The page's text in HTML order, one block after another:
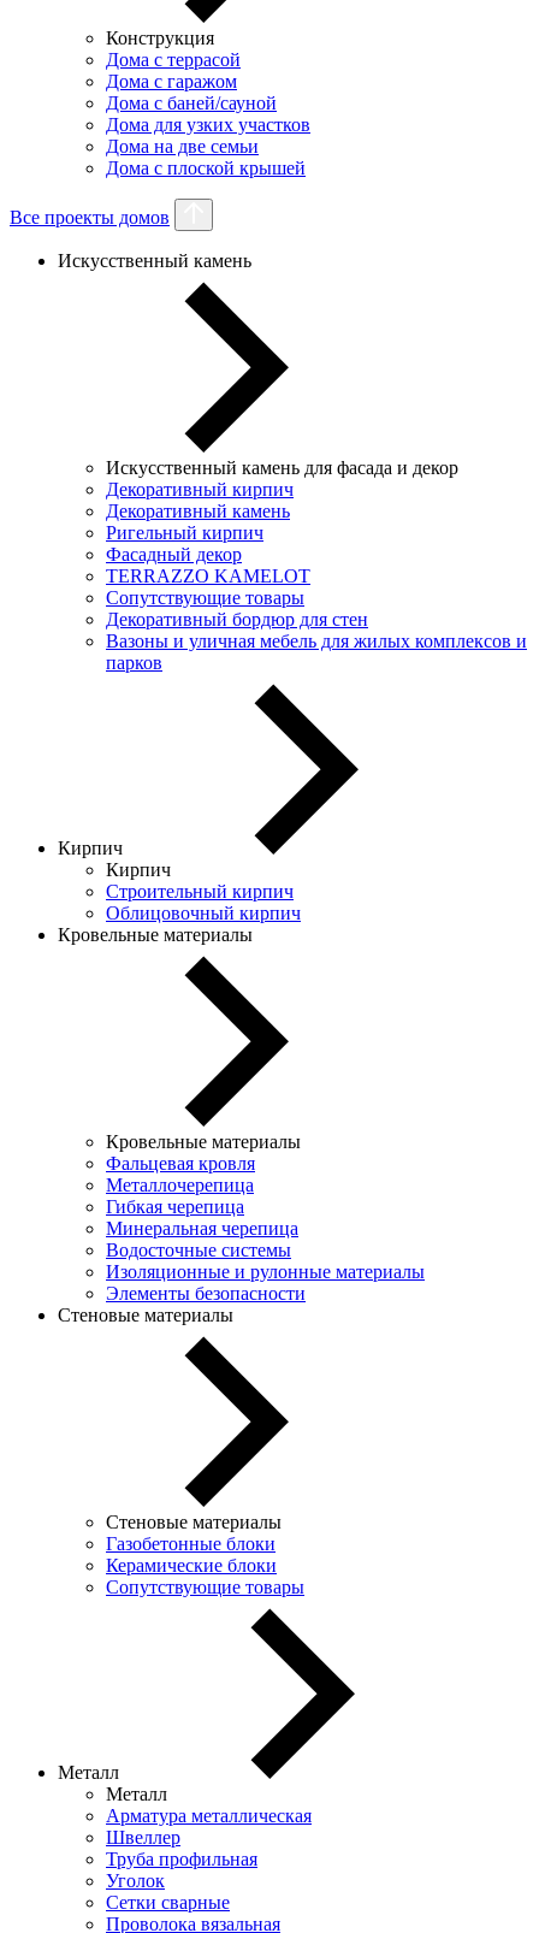
Конструкция
Дома с террасой
Дома с гаражом
Дома с баней/сауной
Дома для узких участков
Дома на две семьи
Дома с плоской крышей
Все проекты домов
Искусственный камень
Искусственный камень для фасада и декор
Декоративный кирпич
Декоративный камень
Ригельный кирпич
Фасадный декор
TERRAZZO KAMELOT
Сопутствующие товары
Декоративный бордюр для стен
Вазоны и уличная мебель для жилых комплексов и
парков
Кирпич
Кирпич
Строительный кирпич
Облицовочный кирпич
Кровельные материалы
Кровельные материалы
Фальцевая кровля
Металлочерепица
Гибкая черепица
Минеральная черепица
Водосточные системы
Изоляционные и рулонные материалы
Элементы безопасности
Стеновые материалы
Стеновые материалы
Газобетонные блоки
Керамические блоки
Сопутствующие товары
Металл
Металл
Арматура металлическая
Швеллер
Труба профильная
Уголок
Сетки сварные
Проволока вязальная